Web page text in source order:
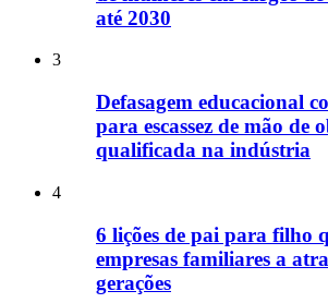
até 2030
3
Defasagem educacional
para escassez de mão de
qualificada na indústria
4
6 lições de pai para filho
empresas familiares a
gerações